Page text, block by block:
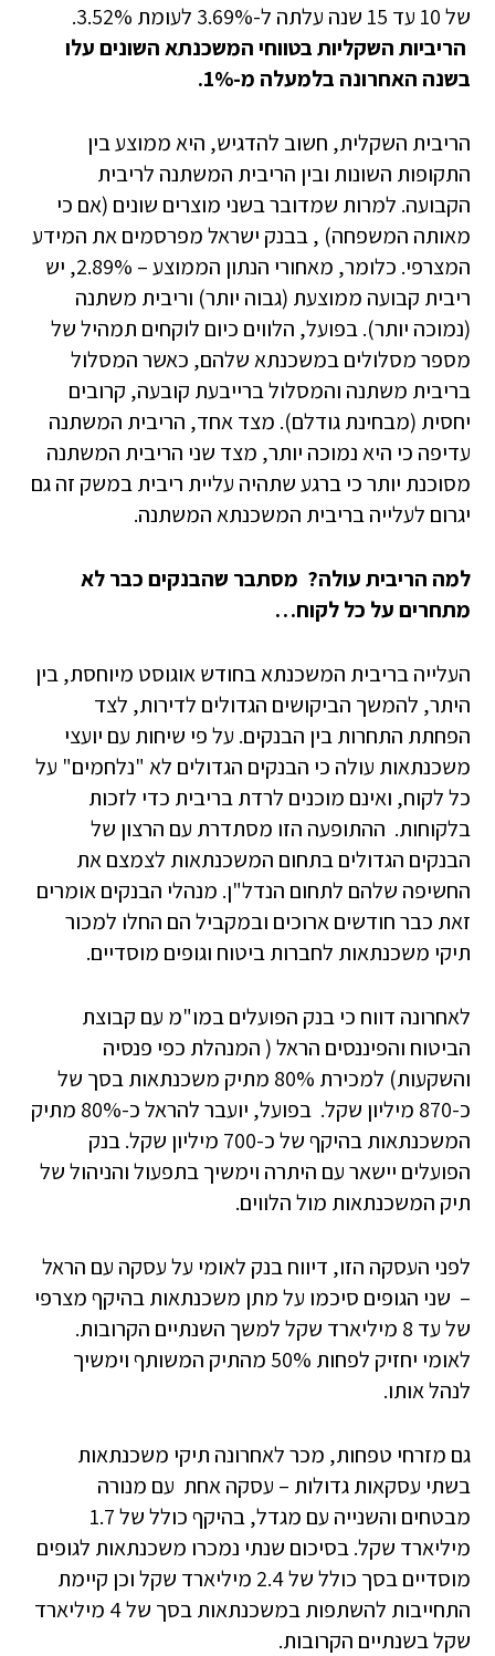
של 10 עד 15 שנה עלתה ל-3.69% לעומת 3.52%.
הריביות השקליות בטווחי המשכנתא השונים עלו
בשנה האחרונה בלמעלה מ-1%.
הריבית השקלית, חשוב להדגיש, היא ממוצע בין
התקופות השונות ובין הריבית המשתנה לריבית
הקבועה. למרות שמדובר בשני מוצרים שונים (אם כי
מאותה המשפחה) , בבנק ישראל מפרסמים את המידע
המצרפי. כלומר, מאחורי הנתון הממוצע – 2.89%, יש
ריבית קבועה ממוצעת (גבוה יותר) וריבית משתנה
(נמוכה יותר). בפועל, הלווים כיום לוקחים תמהיל של
מספר מסלולים במשכנתא שלהם, כאשר המסלול
בריבית משתנה והמסלול ברייבעת קובעה, קרובים
יחסית (מבחינת גודלם). מצד אחד, הריבית המשתנה
עדיפה כי היא נמוכה יותר, מצד שני הריבית המשתנה
מסוכנת יותר כי ברגע שתהיה עליית ריבית במשק זה גם
יגרום לעלייה בריבית המשכנתא המשתנה.
למה הריבית עולה? מסתבר שהבנקים כבר לא
מתחרים על כל לקוח…
העלייה בריבית המשכנתא בחודש אוגוסט מיוחסת, בין
היתר, להמשך הביקושים הגדולים לדירות, לצד
הפחתת התחרות בין הבנקים. על פי שיחות עם יועצי
משכנתאות עולה כי הבנקים הגדולים לא "נלחמים" על
כל לקוח, ואינם מוכנים לרדת בריבית כדי לזכות
בלקוחות. ההתופעה הזו מסתדרת עם הרצון של
הבנקים הגדולים בתחום המשכנתאות לצמצם את
החשיפה שלהם לתחום הנדל"ן. מנהלי הבנקים אומרים
זאת כבר חודשים ארוכים ובמקביל הם החלו למכור
תיקי משכנתאות לחברות ביטוח וגופים מוסדיים.
לאחרונה דווח כי בנק הפועלים במו"מ עם קבוצת
הביטוח והפיננסים הראל ( המנהלת כפי פנסיה
והשקעות) למכירת 80% מתיק משכנתאות בסך של
כ-870 מיליון שקל. בפועל, יועבר להראל כ-80% מתיק
המשכנתאות בהיקף של כ-700 מיליון שקל. בנק
הפועלים יישאר עם היתרה וימשיך בתפעול והניהול של
תיק המשכנתאות מול הלווים.
לפני העסקה הזו, דיווח בנק לאומי על עסקה עם הראל
– שני הגופים סיכמו על מתן משכנתאות בהיקף מצרפי
של עד 8 מיליארד שקל למשך השנתיים הקרובות.
לאומי יחזיק לפחות 50% מהתיק המשותף וימשיך
לנהל אותו.
גם מזרחי טפחות, מכר לאחרונה תיקי משכנתאות
בשתי עסקאות גדולות – עסקה אחת עם מנורה
מבטחים והשנייה עם מגדל, בהיקף כולל של 1.7
מיליארד שקל. בסיכום שנתי נמכרו משכנתאות לגופים
מוסדיים בסך כולל של 2.4 מיליארד שקל וכן קיימת
התחייבות להשתפות במשכנתאות בסך של 4 מיליארד
שקל בשנתיים הקרובות.